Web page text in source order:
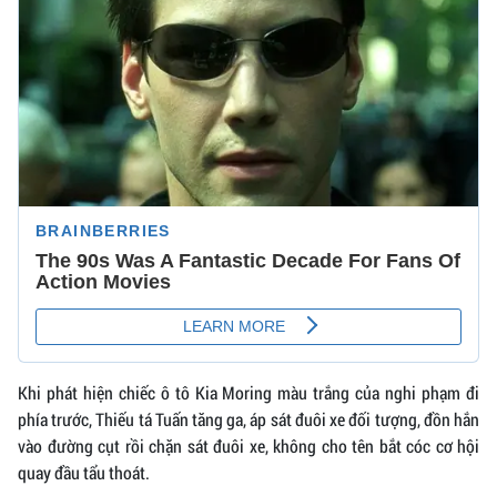
Khi phát hiện chiếc ô tô Kia Moring màu trắng của nghi phạm đi
phía trước, Thiếu tá Tuấn tăng ga, áp sát đuôi xe đối tượng, đồn hắn
vào đường cụt rồi chặn sát đuôi xe, không cho tên bắt cóc cơ hội
quay đầu tẩu thoát.